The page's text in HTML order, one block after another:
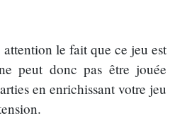
le fait que ce jeu est
peut donc pas être jouée
en enrichissant votre jeu